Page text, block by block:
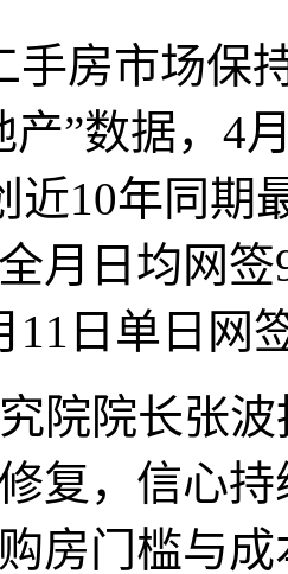
手房市场保
产”数据，4
近10年同期
月日均网
11日单日网
院院长张
复，信心
房门槛与